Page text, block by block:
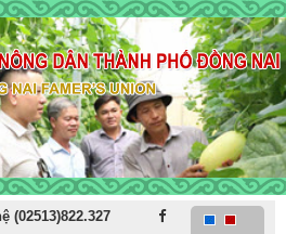
(02513)822.327